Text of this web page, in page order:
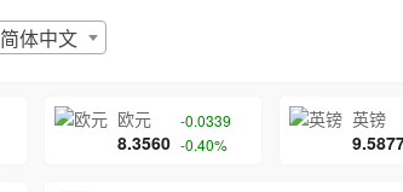
简体中文
欧元
8.3560
-0.0339
-0.40%
英镑